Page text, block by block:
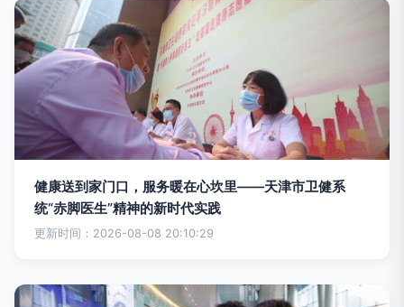
健康送到家门口，服务暖在心坎里——天津市卫健系
统“赤脚医生”精神的新时代实践
更新时间：2026-08-08 20:10:29